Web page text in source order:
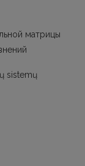
матрицы
sistemų